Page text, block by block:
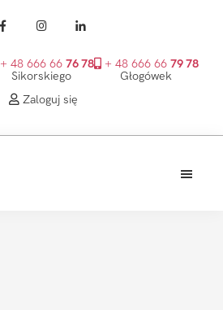
+ 48 666 66 76 78
Sikorskiego
+ 48 666 66 79 78
Głogówek
Zaloguj się